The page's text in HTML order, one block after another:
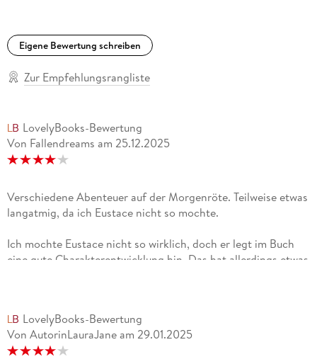
Eigene Bewertung schreiben
Zur Empfehlungsrangliste
LovelyBooks-Bewertung
Von Fallendreams am 25.12.2025
Verschiedene Abenteuer auf der Morgenröte. Teilweise etwas
langatmig, da ich Eustace nicht so mochte.
Ich mochte Eustace nicht so wirklich, doch er legt im Buch
eine gute Charakterentwicklung hin. Das hat allerdings etwas
wurde ich etwas traurig, da ich Kaspian sehr gerne mochte
und über ihn noch weitere Bücher gelesen hätte. Ich vermute
mal stark, dass das nächste Buch von Eustace handelt und da
LovelyBooks-Bewertung
Von AutorinLauraJane am 29.01.2025